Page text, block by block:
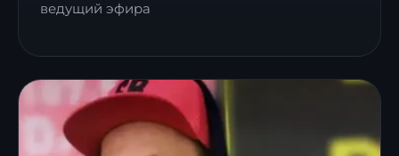
ведущий эфира